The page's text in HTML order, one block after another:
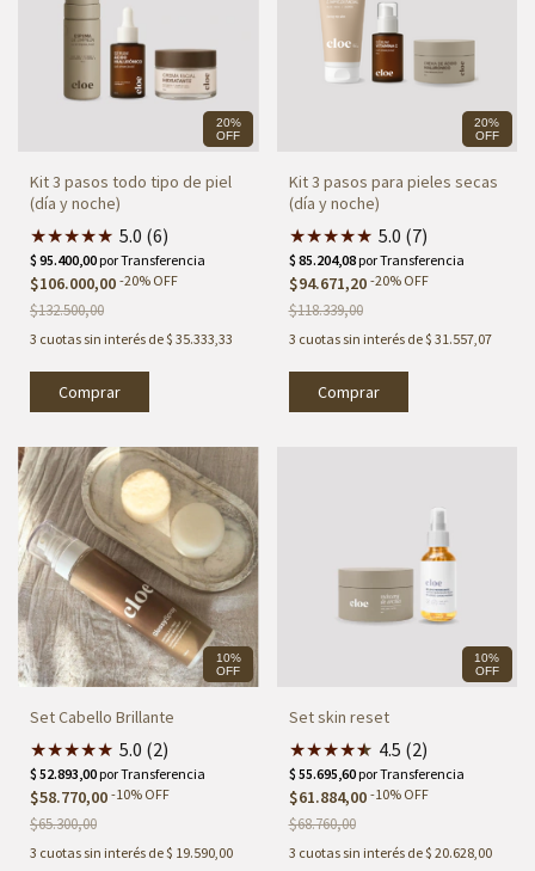
20%
OFF
Kit 3 pasos todo tipo de piel
(día y noche)
★★★★★ 5.0 (6)
$106.000,00 -20% OFF
$132.500,00
3 cuotas sin interés de$ 35.333,33
20%
OFF
Kit 3 pasos para pieles secas
(día y noche)
★★★★★ 5.0 (7)
$94.671,20 -20% OFF
$118.339,00
3 cuotas sin interés de$ 31.557,07
10%
OFF
Set Cabello Brillante
★★★★★ 5.0 (2)
$58.770,00 -10% OFF
$65.300,00
3 cuotas sin interés de$ 19.590,00
10%
OFF
Set skin reset
★★★★★
★ 4.5 (2)
$61.884,00 -10% OFF
$68.760,00
3 cuotas sin interés de$ 20.628,00